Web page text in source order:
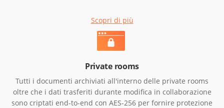
Scopri di più
Private rooms
Tutti i documenti archiviati all'interno delle private rooms
oltre che i dati trasferiti durante modifica in collaborazione
sono criptati end-to-end con AES-256 per fornire protezione